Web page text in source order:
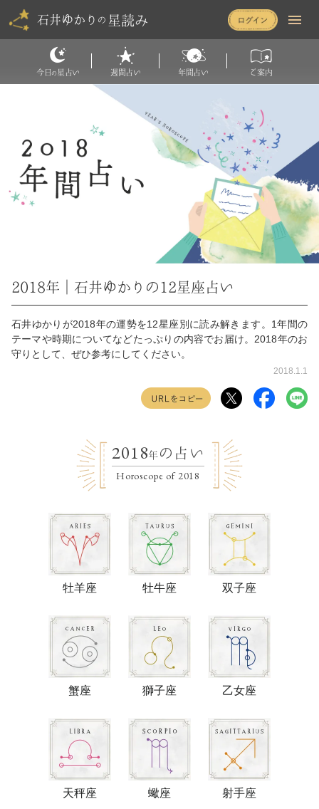
石井ゆかり の 星読み
今日の 星占い 週間占い 年間占い ご案内
2018年｜石井ゆかりの12星座占い
石井ゆかりが2018年の運勢を12星座別に読み解きます。1年間の
テーマや時期についてなどたっぷりの内容でお届け。2018年のお
守りとして、ぜひ参考にしてください。
2018.1.1
2018年 の占い
Horoscope of 2018
牡羊座 牡牛座 双子座
蟹座 獅子座 乙女座
天秤座 蠍座 射手座